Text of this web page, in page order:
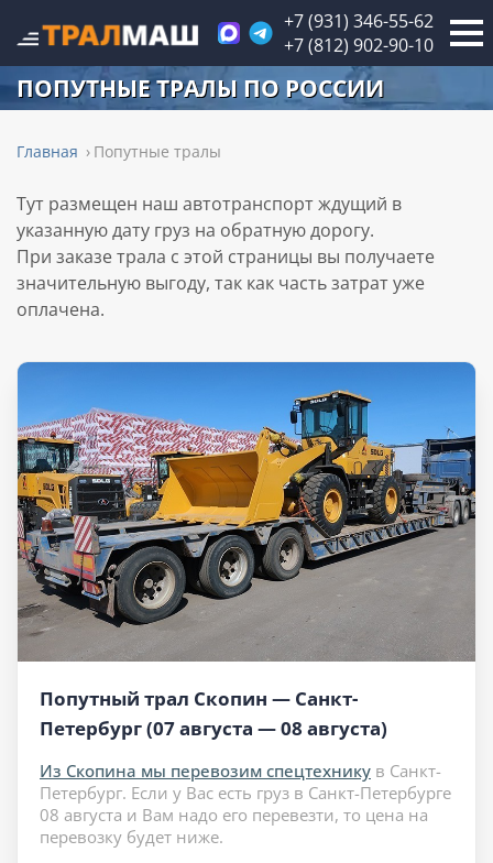
+7 (931) 346-55-62
+7 (812) 902-90-10
ПОПУТНЫЕ ТРАЛЫ ПО РОССИИ
Главная Попутные тралы
Тут размещен наш автотранспорт ждущий в
указанную дату груз на обратную дорогу.
При заказе трала с этой страницы вы получаете
значительную выгоду, так как часть затрат уже
оплачена.
Попутный трал Скопин — Санкт-
Петербург (07 августа — 08 августа)
Из Скопина мы перевозим спецтехнику в Санкт-
Петербург. Если у Вас есть груз в Санкт-Петербурге
08 августа и Вам надо его перевезти, то цена на
перевозку будет ниже.